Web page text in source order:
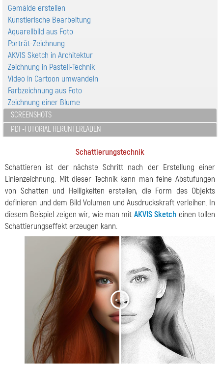
Gemälde erstellen
Künstlerische Bearbeitung
Aquarellbild aus Foto
Porträt-Zeichnung
AKVIS Sketch in Architektur
Zeichnung in Pastell-Technik
Video in Cartoon umwandeln
Farbzeichnung aus Foto
Zeichnung einer Blume
SCREENSHOTS
PDF-TUTORIAL HERUNTERLADEN
Schattierungstechnik
Schattieren ist der nächste Schritt nach der Erstellung einer
Linienzeichnung. Mit dieser Technik kann man feine Abstufungen
von Schatten und Helligkeiten erstellen, die Form des Objekts
definieren und dem Bild Volumen und Ausdruckskraft verleihen. In
diesem Beispiel zeigen wir, wie man mit AKVIS Sketch einen tollen
Schattierungseffekt erzeugen kann.
< >